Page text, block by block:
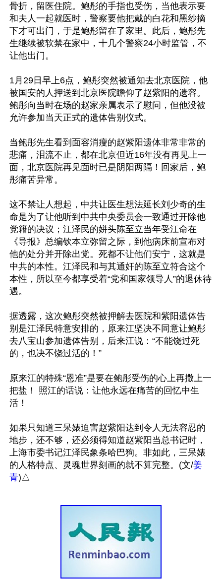
骨折，留医住院。鲍彤的手指也受伤，当他表示要
和夫人一起就医时，警察要他把戴的白花和黑纱摘
下才可出门，于是鲍彤留在了家里。此后，鲍彤先
生继续被软禁在家中，十几个警察24小时监管，不
让他出门。
1月29日早上6点，鲍彤突然被通知去北京医院，他
被国安的人押送到北京医院瞻仰了赵紫阳的遗容。
鲍彤向当时在场的赵家亲属表示了慰问，但他没被
允许参加当天正式的遗体告别仪式。
当鲍彤先生看到面容消瘦的赵紫阳遗体非常非常的
悲痛，泪流不止，都在北京但近16年没有再见上一
面，北京医院再见面时已是阴阳两隔！回家后，鲍
彤痛苦异常。
这不禁让人想起，中共让医生想法延长刘少奇的生
命是为了让他听到中共中央委员会一致通过开除他
党籍的决议；江泽民的姘头陈至立当年受江命在
《导报》总编钦本立弥留之际，到他病床前宣布对
他的处分并开除出党。死都不让他们安宁，这就是
中共的本性。江泽民和与其通奸的陈至立符合这个
本性，所以至今都享受着“党和国家领导人”的退休待
遇。
据透露，这次鲍彤突然被押解去医院和紫阳遗体告
别是江泽民特意安排的，原来江坚决不同意让鲍彤
去八宝山参加遗体告别，后来江说：“不能饶过死
的，也决不饶过活的！”
原来江的特殊“恩准”是要在鲍彤受伤的心上再撒上一
把盐！ 照江的话说：让他永远在痛苦的回忆中生
活！
如果只知道三呆婊迫害赵紫阳达到令人无法容忍的
地步，还不够，还必须得知道赵紫阳当总书记时，
上海市委书记江泽民象条哈巴狗。非如此，三呆婊
的人格特点、灵魂世界刻画的就不算完整。(文/姜
青